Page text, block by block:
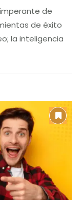
de
de éxito
la inteligencia